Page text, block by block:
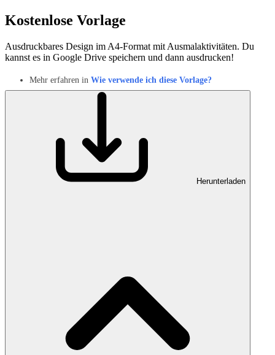
Kostenlose Vorlage
Ausdruckbares Design im A4-Format mit Ausmalaktivitäten. Du
kannst es in Google Drive speichern und dann ausdrucken!
Mehr erfahren in Wie verwende ich diese Vorlage?
Herunterladen